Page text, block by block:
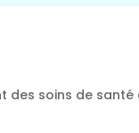
des soins de